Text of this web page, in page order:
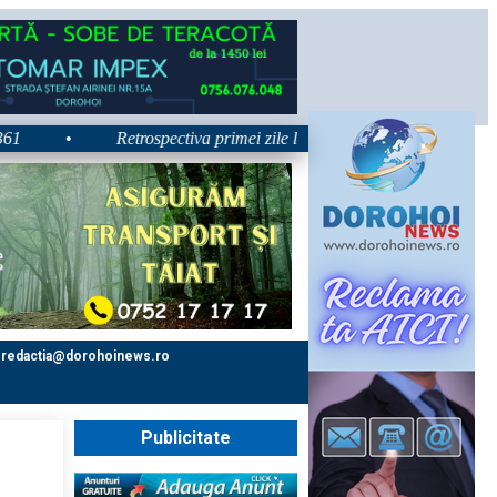
• Retrospectiva primei zile la Zilele Nordului 2026: Dezbateri,
redactia@dorohoinews.ro
Publicitate